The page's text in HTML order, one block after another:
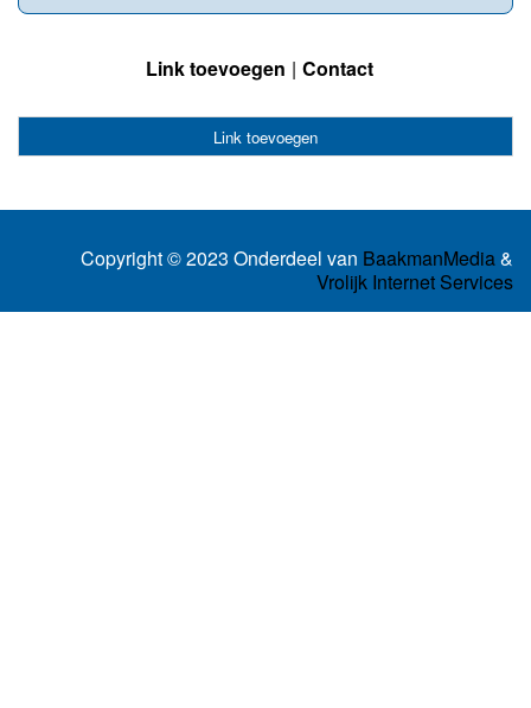
Link toevoegen Contact
Link toevoegen
Copyright © 2023 Onderdeel van BaakmanMedia&
Vrolijk Internet Services